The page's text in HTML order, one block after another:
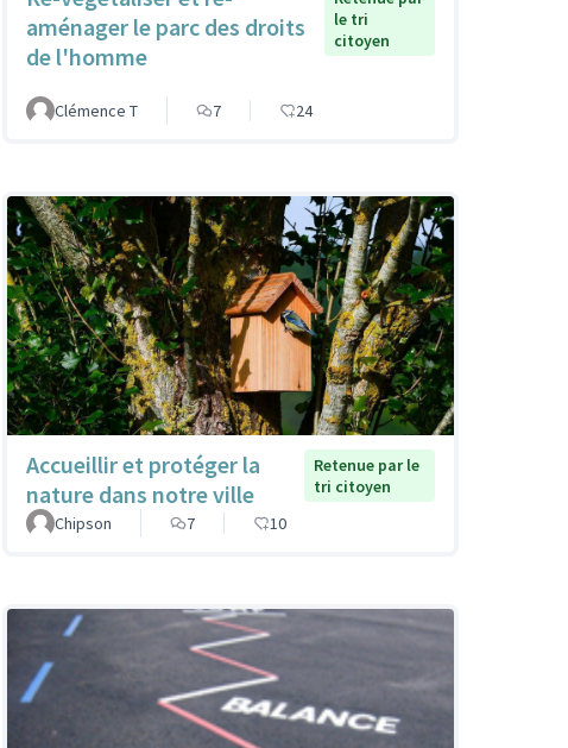
aménager le parc des droits
de l'homme
le tri
citoyen
Clémence T 7 24
Accueillir et protéger la
nature dans notre ville
Retenue par le
tri citoyen
Chipson
7 10